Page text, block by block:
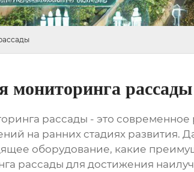
мониторинга рассады
рассады - это
на ранних стадиях развития.
оборудование, какие
рассады для достижения